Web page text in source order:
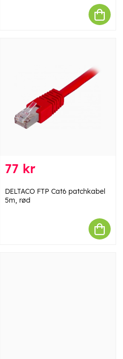
77 kr
DELTACO FTP Cat6 patchkabel
5m, rød